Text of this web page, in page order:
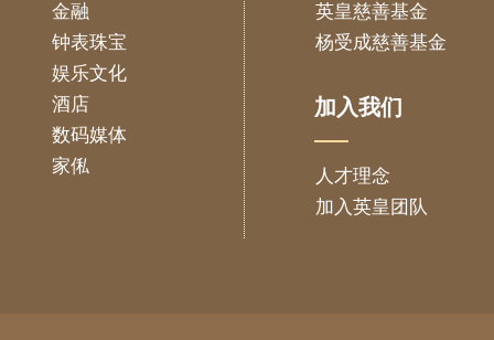
金融
钟表珠宝
娱乐文化
酒店
数码媒体
家俬
英皇慈善基金
杨受成慈善基金
加入我们
人才理念
加入英皇团队